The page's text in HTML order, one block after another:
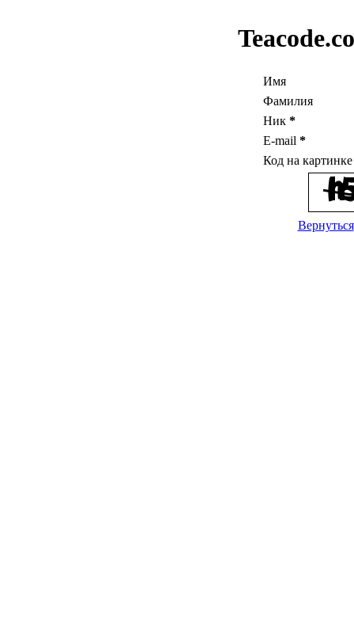
Имя
Фамилия
Ник *
E-mail *
Код на
Вернуться